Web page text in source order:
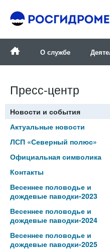
О службе
Пресс-центр
Новости и события
Актуальные новости
ЛСП «Северный полюс»
Официальная символика
Контакты
Весеннее половодье и
дождевые паводки-2023
Весеннее половодье и
дождевые паводки-2024
Весеннее половодье и
дождевые паводки-2025